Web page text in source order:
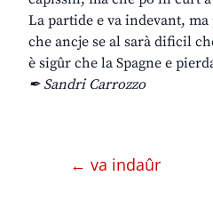
La partide e va indevant,
che ancje se al sarà dificil
è sigûr che la Spagne e
✒ Sandri Carrozzo
← va indaûr